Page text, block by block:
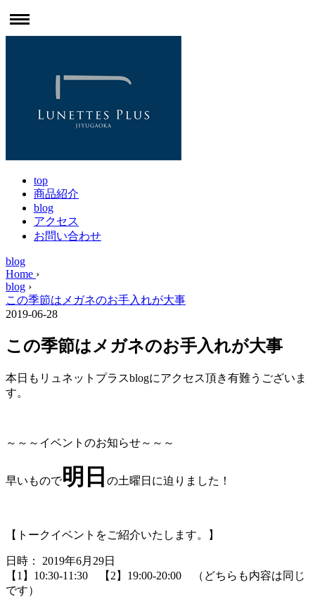
top
商品紹介
blog
アクセス
お問い合わせ
blog
Home ›
blog ›
この季節はメガネのお手入れが大事
2019-06-28
この季節はメガネのお手入れが大事
本日もリュネットプラスblogにアクセス頂き有難うございま
す。
～～～イベントのお知らせ～～～
早いもので明日 の土曜日に迫りました！
【トークイベントをご紹介いたします。】
日時： 2019年6月29日
【1】10:30-11:30 【2】19:00-20:00 （どちらも内容は同じ
です）